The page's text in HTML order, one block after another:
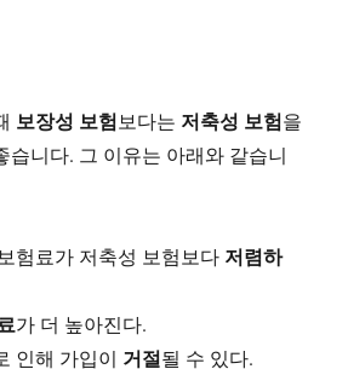
보장성 보험보다는 저축성 보험을
습니다. 그 이유는 아래와 같습니
험료가 저축성 보험보다 저렴하
가 더 높아진다.
인해 가입이 거절될 수 있다.